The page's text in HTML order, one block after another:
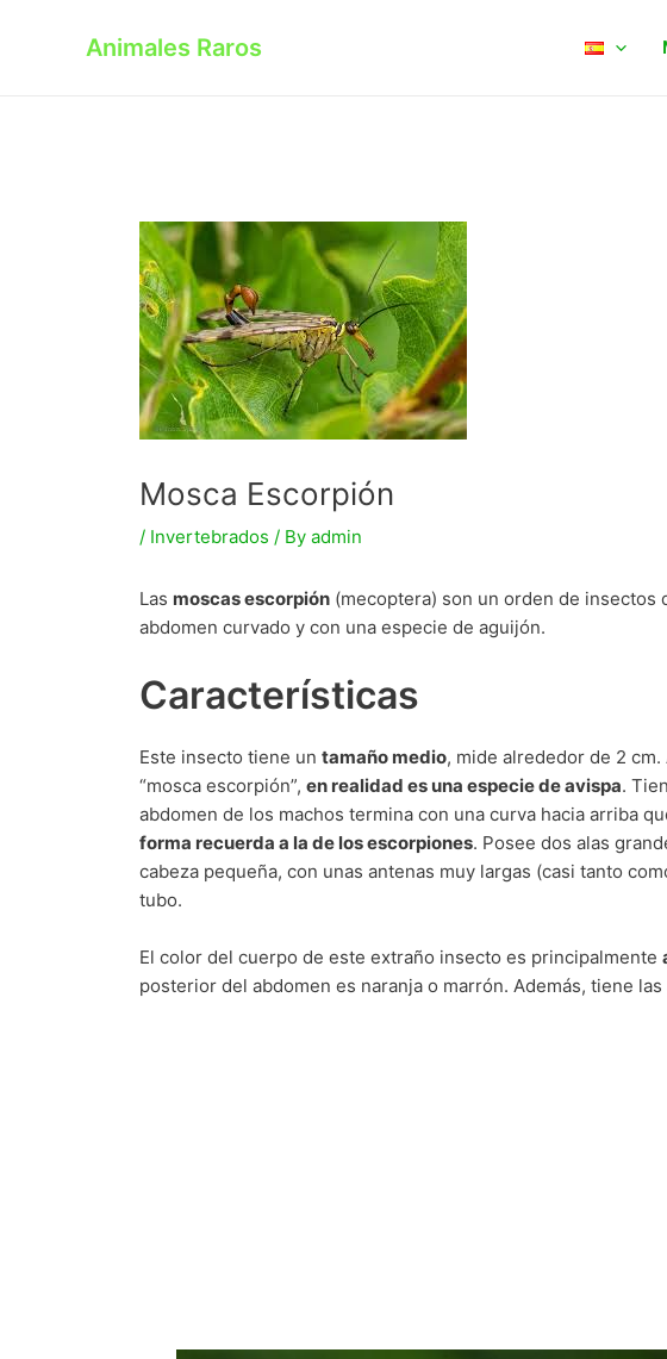
Animales Raros
Mosca Escorpión
/ Invertebrados / By admin
Las moscas escorpión (mecoptera) son un orden de insectos
abdomen curvado y con una especie de aguijón.
Características
Este insecto tiene un tamaño medio, mide alrededor de 2
“mosca escorpión”, en realidad es una especie de avispa.
abdomen de los machos termina con una curva hacia arriba
forma recuerda a la de los escorpiones. Posee dos alas
cabeza pequeña, con unas antenas muy largas (casi tanto
tubo.
El color del cuerpo de este extraño insecto es principalmente
posterior del abdomen es naranja o marrón. Además, tiene